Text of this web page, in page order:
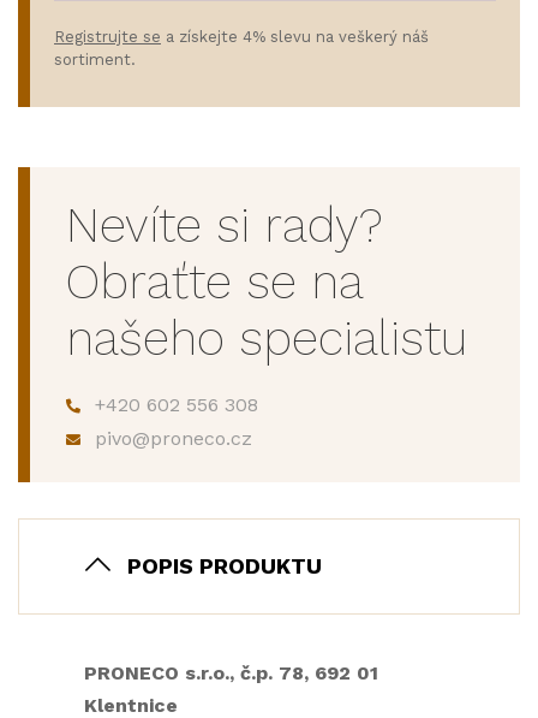
Registrujte se a získejte 4% slevu na veškerý náš
sortiment.
Nevíte si rady?
Obraťte se na
našeho specialistu
+420 602 556 308
pivo@proneco.cz
POPIS PRODUKTU
PRONECO s.r.o., č.p. 78, 692 01
Klentnice